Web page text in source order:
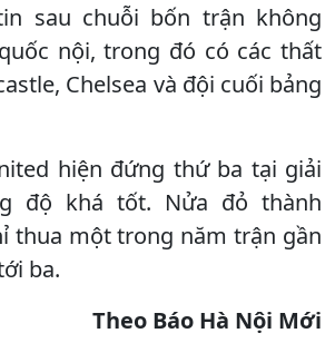
sau chuỗi bốn trận không
nội, trong đó có các thất
Chelsea và đội cuối bảng
hiện đứng thứ ba tại giải
độ khá tốt. Nửa đỏ thành
thua một trong năm trận gần
ba.
Theo Báo Hà Nội Mới